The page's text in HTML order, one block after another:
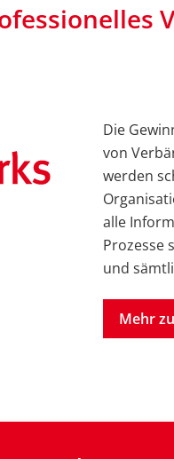
Die
von
werden
alle
Prozesse
und
Mehr